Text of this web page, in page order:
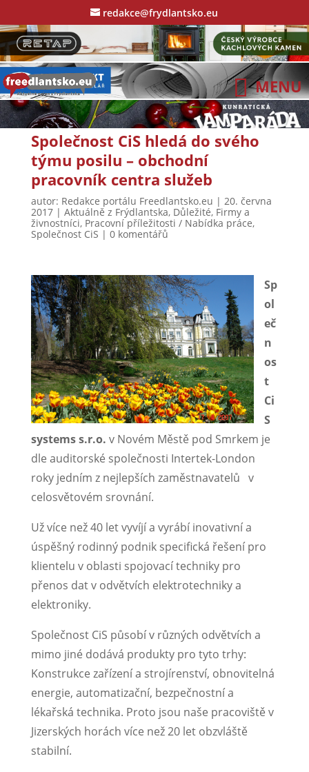
redakce@frydlantsko.eu
Společnost CiS hledá do svého
týmu posilu – obchodní
pracovník centra služeb
autor: Redakce portálu Freedlantsko.eu | 20. června
2017| Aktuálně z Frýdlantska, Důležité, Firmy a
živnostníci, Pracovní příležitosti / Nabídka práce,
Společnost CiS | 0 komentářů
Sp
ol
eč
n
os
t
Ci
S
systems s.r.o. v Novém Městě pod Smrkem je
dle auditorské společnosti Intertek-London
roky jedním z nejlepších zaměstnavatelů v
celosvětovém srovnání.
Už více než 40 let vyvíjí a vyrábí inovativní a
úspěšný rodinný podnik specifická řešení pro
klientelu v oblasti spojovací techniky pro
přenos dat v odvětvích elektrotechniky a
elektroniky.
Společnost CiS působí v různých odvětvích a
mimo jiné dodává produkty pro tyto trhy:
Konstrukce zařízení a strojírenství, obnovitelná
energie, automatizační, bezpečnostní a
lékařská technika. Proto jsou naše pracoviště v
Jizerských horách více než 20 let obzvláště
stabilní.